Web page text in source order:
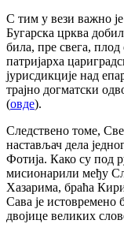
С тим у вези важно је
Бугарска црква
била, пре свега,
патријарха
јурисдикције над
трајно догматски
(овде).
Следствено томе,
настављач дела
Фотија. Како су под
мисионарили међу
Хазарима, браћа
Сава је истовремено
двојице великих